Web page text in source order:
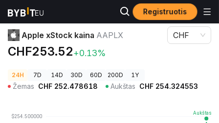
Registruotis
Kriptovaliutų kainos Apple xStock kaina AAPLX
Apple xStock kaina AAPLX
CHF253.52+0.13%
CHF
24H 7D 14D 30D 60D 200D 1Y
Žemas CHF 252.478618 Aukštas CHF 254.324553